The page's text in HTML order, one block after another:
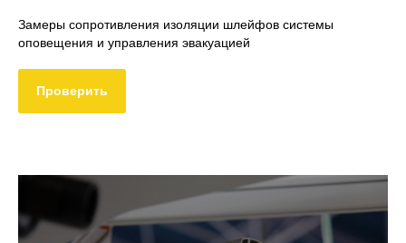
Замеры сопротивления изоляции шлейфов системы
оповещения и управления эвакуацией
Проверить